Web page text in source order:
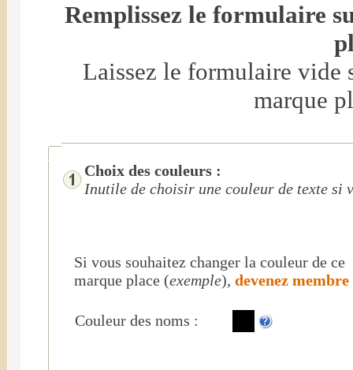
Remplissez le formulaire
Laissez le formulaire vide
marque
Choix des couleurs :
Inutile de choisir une couleur de texte si
Si vous souhaitez changer la couleur de ce
marque place (exemple), devenez
Couleur des noms :